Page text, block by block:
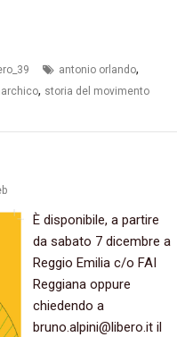
antonio orlando,
, storia del movimento
È disponibile, a partire
da sabato 7 dicembre a
Reggio Emilia c/o FAI
Reggiana oppure
chiedendo a
bruno.alpini@libero.it il